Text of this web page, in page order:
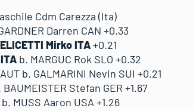
Cdm Carezza (Ita)
Darren CAN +0.33
Mirko ITA+0.21
b. MARGUC Rok SLO +0.32
b. GALMARINI Nevin SUI +0.21
Stefan GER +1.67
MUSS Aaron USA +1.26